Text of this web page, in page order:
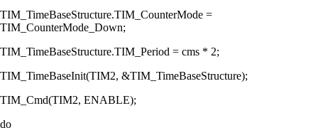
TIM_TimeBaseStructure.TIM_CounterMode =
TIM_CounterMode_Down;
TIM_TimeBaseStructure.TIM_Period = cms * 2;
TIM_TimeBaseInit(TIM2, &TIM_TimeBaseStructure);
TIM_Cmd(TIM2, ENABLE);
do